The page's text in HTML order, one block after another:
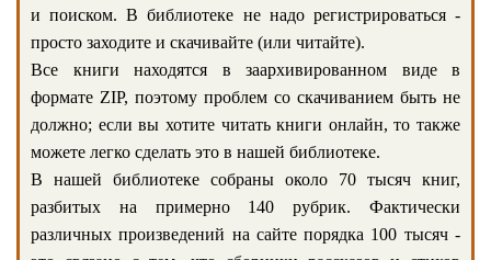
и поиском. В библиотеке не надо регистрироваться -
просто заходите и скачивайте (или читайте).
Все книги находятся в заархивированном виде в
формате ZIP, поэтому проблем со скачиванием быть не
должно; если вы хотите читать книги онлайн, то также
можете легко сделать это в нашей библиотеке.
В нашей библиотеке собраны около 70 тысяч книг,
разбитых на примерно 140 рубрик. Фактически
различных произведений на сайте порядка 100 тысяч -